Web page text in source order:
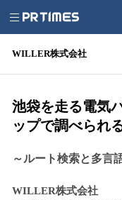
WILLER株式会社
池袋を走る電気
ップで調べられ
～ルート検索と多言
WILLER株式会社